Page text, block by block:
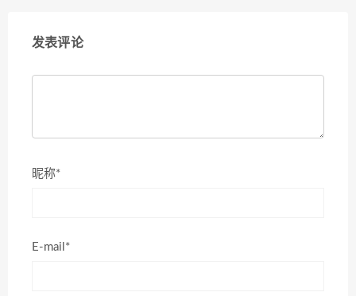
发表评论
昵称*
E-mail*